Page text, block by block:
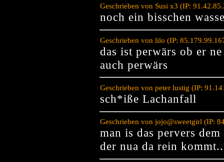
Geschrieben von Susi x3 (IP:
noch ein bisschen
Geschrieben von lilo (IP:
das ist perwärs ob er
auch perwärs
Geschrieben von peter lustig (IP:
sch*iße Lachanfall
Geschrieben von jojo@sweetgirl (IP:
man is das pervers
der nua da rein